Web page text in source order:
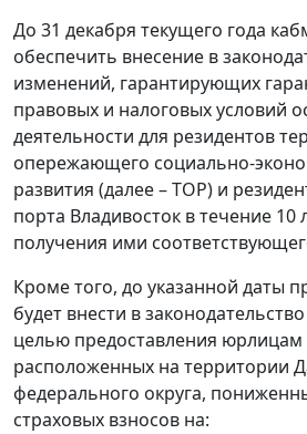
До 31 декабря текущего года
обеспечить внесение в
изменений, гарантирующих
правовых и налоговых условий
деятельности для резидентов
опережающего социально-
развития (далее – ТОР) и
порта Владивосток в течение 10
получения ими
Кроме того, до указанной даты
будет внести в
целью предоставления юрлицам
расположенных на территории
федерального округа,
страховых взносов на: